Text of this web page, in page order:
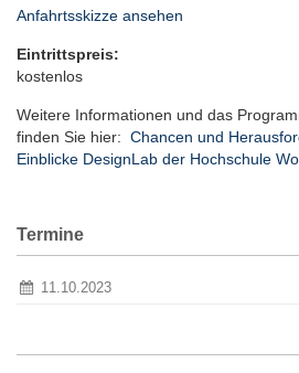
Anfahrtsskizze ansehen
Eintrittspreis:
kostenlos
Weitere Informationen und das
finden Sie hier: Chancen und
Einblicke DesignLab der Hochschule
Termine
11.10.2023